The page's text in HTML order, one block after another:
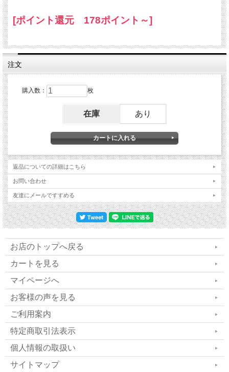
横になったり、座ったりする
だけで本格プチ岩盤浴
安全なホルミシス効果と大量
のマイナスイオンを放出する
天然鉱石「北投石」を低反発ウ
レタンホームに特殊加工した
「元気回復岩盤浴ミニパッ
ド」
田玉川温泉の北投石と同等、あるいはそれ以上
のレベルの天然鉱石から半永久的に放射し続け
る微量な天然ラジウム放射線と、天然鉱石から
放出される最高レベルのマイナスイオンと遠赤
外線が最大の特長
この天然鉱石 北投石を微細なパウダーに粉砕
し、低反発ウレタンフォームに特殊加工したも
[ポイント還元 178ポイント～]
注文
購入数： 枚
在庫 あり
返品についての詳細はこちら
お問い合わせ
友達にメールですすめる
お店のトップへ戻る
カートを見る
マイページへ
お客様の声を見る
ご利用案内
特定商取引法表示
個人情報の取扱い
サイトマップ